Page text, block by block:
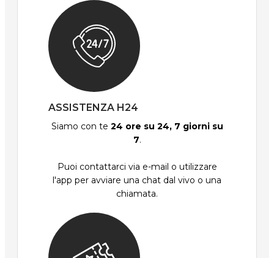
ASSISTENZA H24
Siamo con te 24 ore su 24, 7 giorni su
7.
Puoi contattarci via e-mail o utilizzare
l'app per avviare una chat dal vivo o una
chiamata.